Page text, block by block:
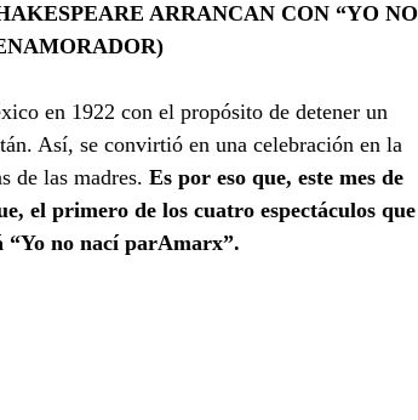
ARRANCAN CON “YO NO
Así, se convirtió en una celebración en la
de las madres. Es por eso que, este mes de
el primero de los cuatro espectáculos que
“Yo no nací parAmarx”.